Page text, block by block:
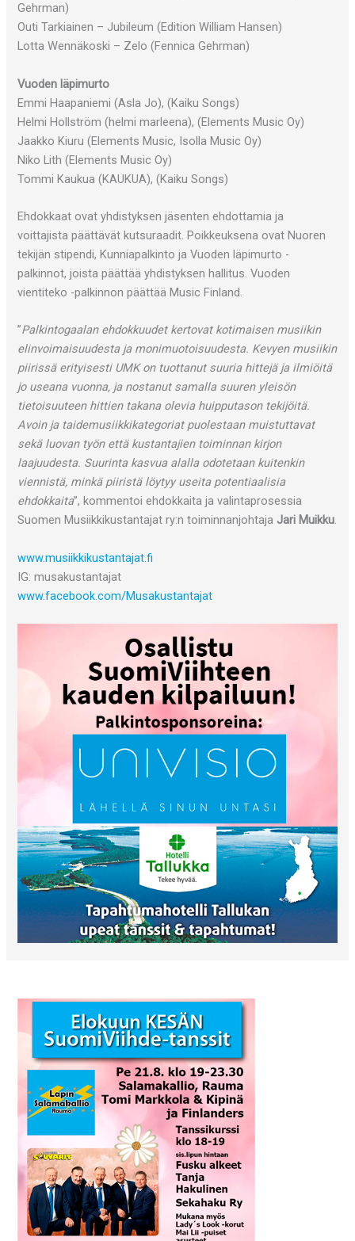
Gehrman)
Outi Tarkiainen – Jubileum (Edition William Hansen)
Lotta Wennäkoski – Zelo (Fennica Gehrman)
Vuoden läpimurto
Emmi Haapaniemi (Asla Jo), (Kaiku Songs)
Helmi Hollström (helmi marleena), (Elements Music Oy)
Jaakko Kiuru (Elements Music, Isolla Music Oy)
Niko Lith (Elements Music Oy)
Tommi Kaukua (KAUKUA), (Kaiku Songs)
Ehdokkaat ovat yhdistyksen jäsenten ehdottamia ja
voittajista päättävät kutsuraadit. Poikkeuksena ovat Nuoren
tekijän stipendi, Kunniapalkinto ja Vuoden läpimurto -
palkinnot, joista päättää yhdistyksen hallitus. Vuoden
vientiteko -palkinnon päättää Music Finland.
”Palkintogaalan ehdokkuudet kertovat kotimaisen musiikin
elinvoimaisuudesta ja monimuotoisuudesta. Kevyen musiikin
piirissä erityisesti UMK on tuottanut suuria hittejä ja ilmiöitä
jo useana vuonna, ja nostanut samalla suuren yleisön
tietoisuuteen hittien takana olevia huipputason tekijöitä.
Avoin ja taidemusiikkikategoriat puolestaan muistuttavat
sekä luovan työn että kustantajien toiminnan kirjon
laajuudesta. Suurinta kasvua alalla odotetaan kuitenkin
viennistä, minkä piiristä löytyy useita potentiaalisia
ehdokkaita”, kommentoi ehdokkaita ja valintaprosessia
Suomen Musiikkikustantajat ry:n toiminnanjohtaja Jari Muikku.
www.musiikkikustantajat.fi
IG: musakustantajat
www.facebook.com/Musakustantajat